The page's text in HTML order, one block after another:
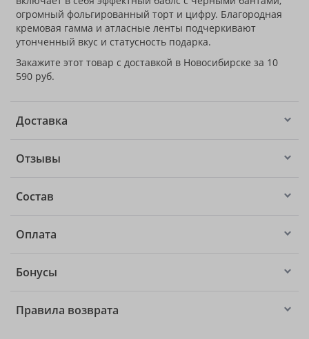
огромный фольгированный торт и цифру. Благородная
кремовая гамма и атласные ленты подчеркивают
утонченный вкус и статусность подарка.
Закажите этот товар с доставкой в Новосибирске за 10
590 руб.
Доставка
Отзывы
Состав
Оплата
Бонусы
Правила возврата